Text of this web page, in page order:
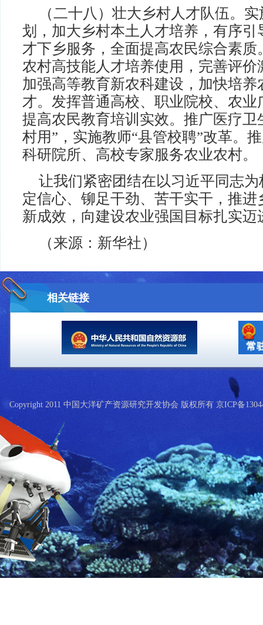
（二十八）壮大乡村人才队伍。
划，加大乡村本土人才培养，有序
才下乡服务，全面提高农民综合素
农村高技能人才培养使用，完善评
加强高等教育新农科建设，加快培
才。发挥普通高校、职业院校、农
提高农民教育培训实效。推广医疗卫
村用”，实施教师“县管校聘”改革。
科研院所、高校专家服务农业农村。
让我们紧密团结在以习近平同志
定信心、铆足干劲、苦干实干，推
新成效，向建设农业强国目标扎实迈
（来源：新华社）
相关链接
Copyright 2011 中国大洋矿产资源研究开发协会 版权所有 京ICP备